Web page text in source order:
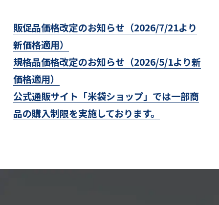
販促品価格改定のお知らせ（2026/7/21より
新価格適用）
規格品価格改定のお知らせ（2026/5/1より新
価格適用）
公式通販サイト「米袋ショップ」では一部商
品の購入制限を実施しております。